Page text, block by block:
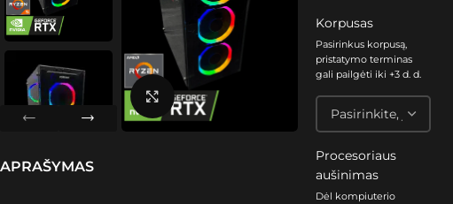
Spustelėkite, kad padidintumėte
APRAŠYMAS
Korpusas
Pasirinkus korpusą,
pristatymo terminas
gali pailgėti iki +3 d. d.
Procesoriaus
aušinimas
Dėl kompiuterio